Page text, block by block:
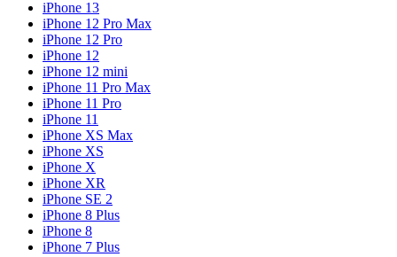
iPhone 13
iPhone 12 Pro Max
iPhone 12 Pro
iPhone 12
iPhone 12 mini
iPhone 11 Pro Max
iPhone 11 Pro
iPhone 11
iPhone XS Max
iPhone XS
iPhone X
iPhone XR
iPhone SE 2
iPhone 8 Plus
iPhone 8
iPhone 7 Plus